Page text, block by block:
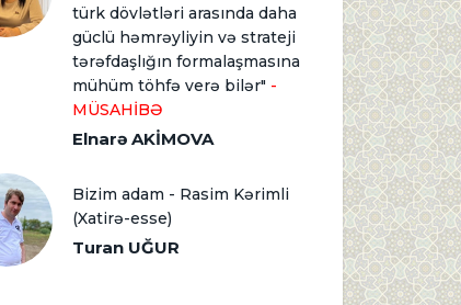
türk dövlətləri arasında daha
güclü həmrəyliyin və strateji
tərəfdaşlığın formalaşmasına
mühüm töhfə verə bilər" -
MÜSAHİBƏ
Elnarə AKİMOVA
Bizim adam - Rasim Kərimli
(Xatirə-esse)
Turan UĞUR